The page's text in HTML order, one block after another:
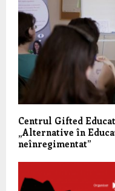
Centrul Gifted
„Alternative în
neînregimentat”